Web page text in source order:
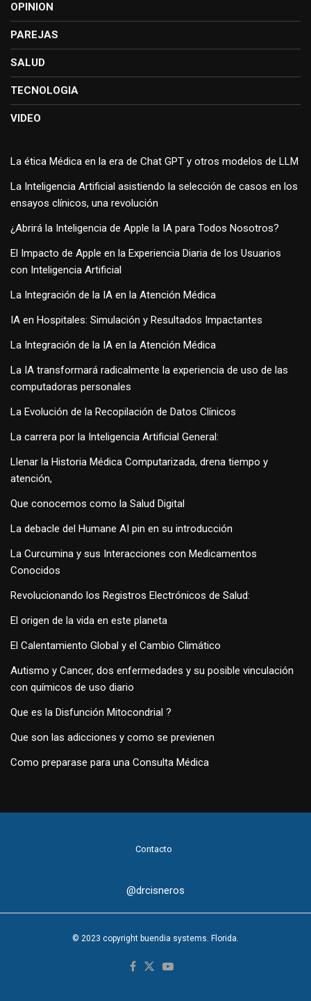
OPINION
PAREJAS
SALUD
TECNOLOGIA
VIDEO
La ética Médica en la era de Chat GPT y otros modelos de LLM
La Inteligencia Artificial asistiendo la selección de casos en los
ensayos clínicos, una revolución
¿Abrirá la Inteligencia de Apple la IA para Todos Nosotros?
El Impacto de Apple en la Experiencia Diaria de los Usuarios
con Inteligencia Artificial
La Integración de la IA en la Atención Médica
IA en Hospitales: Simulación y Resultados Impactantes
La Integración de la IA en la Atención Médica
La IA transformará radicalmente la experiencia de uso de las
computadoras personales
La Evolución de la Recopilación de Datos Clínicos
La carrera por la Inteligencia Artificial General:
Llenar la Historia Médica Computarizada, drena tiempo y
atención,
Que conocemos como la Salud Digital
La debacle del Humane AI pin en su introducción
La Curcumina y sus Interacciones con Medicamentos
Conocidos
Revolucionando los Registros Electrónicos de Salud:
El origen de la vida en este planeta
El Calentamiento Global y el Cambio Climático
Autismo y Cancer, dos enfermedades y su posible vinculación
con químicos de uso diario
Que es la Disfunción Mitocondrial ?
Que son las adicciones y como se previenen
Como preparase para una Consulta Médica
Contacto
@drcisneros
© 2023 copyright buendia systems. Florida.